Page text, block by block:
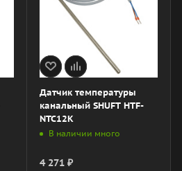
Датчик температуры
канальный SHUFT HTF-
NTC12K
В наличии много
4 271₽